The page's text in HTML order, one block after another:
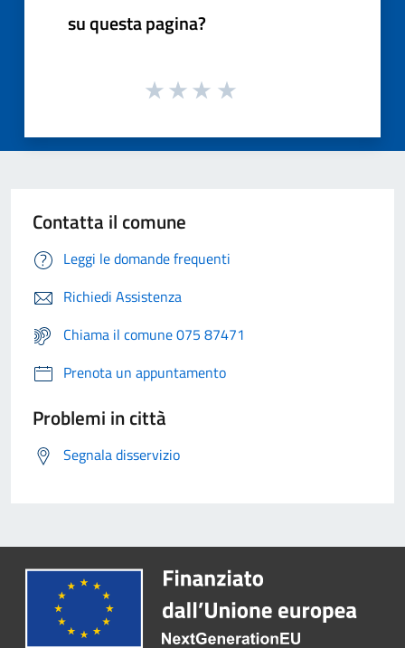
su questa pagina?
Contatta il comune
Leggi le domande frequenti
Richiedi Assistenza
Chiama il comune 075 87471
Prenota un appuntamento
Problemi in città
Segnala disservizio